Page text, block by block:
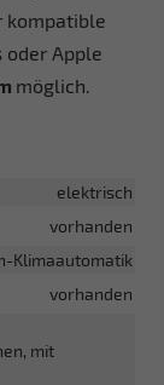
kompatible
oder Apple
möglich.
elektrisch
vorhanden
Klimaautomatik
vorhanden
mit